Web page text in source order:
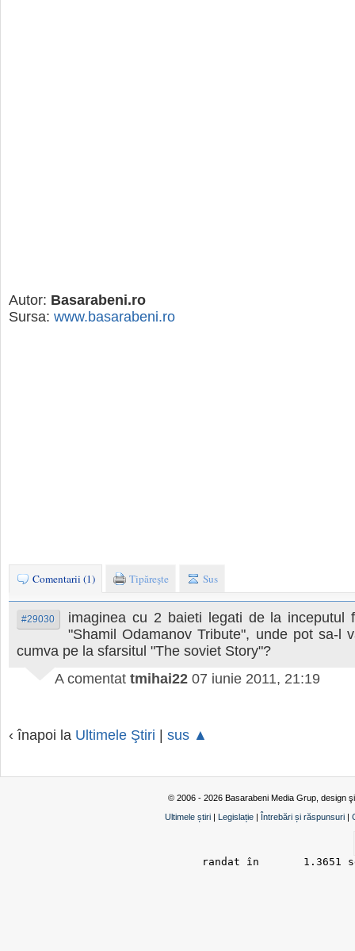
Autor: Basarabeni.ro
Sursa: www.basarabeni.ro
Comentarii (1) Tipăreşte Sus
#29030
imaginea cu 2 baieti legati de la inceputul
"Shamil Odamanov Tribute", unde pot sa-l
cumva pe la sfarsitul "The soviet Story"?
A comentat tmihai22 07 iunie 2011, 21:19
‹ înapoi la Ultimele Ştiri sus ▲
© 2006 - 2026 Basarabeni Media Grup, design
Ultimele știri
Legislație Întrebări și răspunsuri
randat în